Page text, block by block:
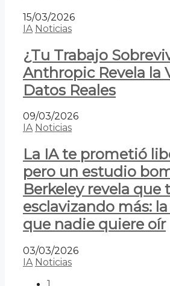
15/03/2026
IA Noticias
¿Tu Trabajo
Anthropic Revela la
Datos Reales
09/03/2026
IA Noticias
La IA te prometió
pero un estudio
Berkeley revela que
esclavizando más:
que nadie quiere oír
03/03/2026
IA Noticias